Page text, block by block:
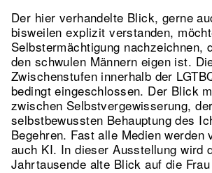
Der hier verhandelte Blick, gerne
bisweilen explizit verstanden,
Selbstermächtigung nachzeichnen,
den schwulen Männern eigen ist.
Zwischenstufen innerhalb der
bedingt eingeschlossen. Der Blick
zwischen Selbstvergewisserung, der
selbstbewussten Behauptung des
Begehren. Fast alle Medien werden
auch KI. In dieser Ausstellung wird
Jahrtausende alte Blick auf die